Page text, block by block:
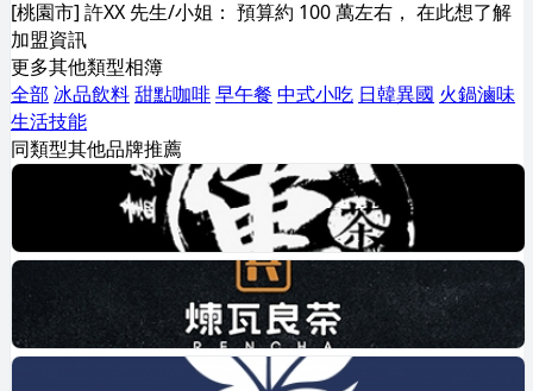
[桃園市] 許XX 先生/小姐： 預算約 100 萬左右， 在此想了解
加盟資訊
更多其他類型相簿
全部 冰品飲料甜點咖啡早午餐 中式小吃 日韓異國 火鍋滷味
生活技能
同類型其他品牌推薦